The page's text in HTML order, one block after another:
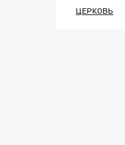
ЦЕРКОВЬ